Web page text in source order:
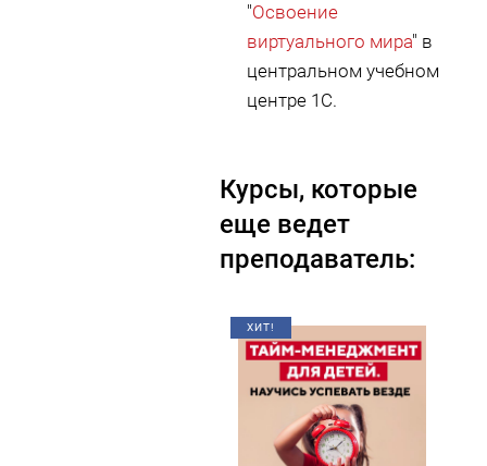
"Освоение
виртуального мира" в
центральном учебном
центре 1С.
Курсы, которые
еще ведет
преподаватель:
ХИТ!